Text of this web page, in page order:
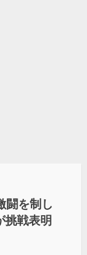
闘を制し
挑戦表明